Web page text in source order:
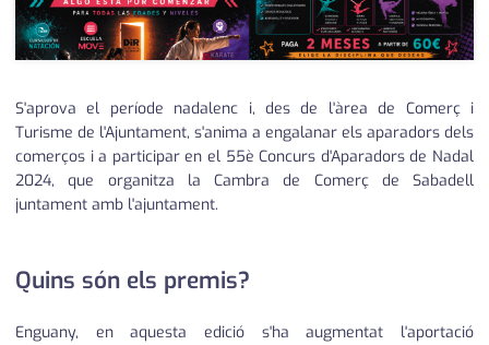
urbanisme
editorial
S'aprova el període nadalenc i, des de l'àrea de Comerç i
Turisme de l'Ajuntament, s'anima a engalanar els aparadors dels
comerços i a participar en el 55è Concurs d'Aparadors de Nadal
2024, que organitza la Cambra de Comerç de Sabadell
juntament amb l'ajuntament.
Quins són els premis?
Enguany, en aquesta edició s'ha augmentat l'aportació